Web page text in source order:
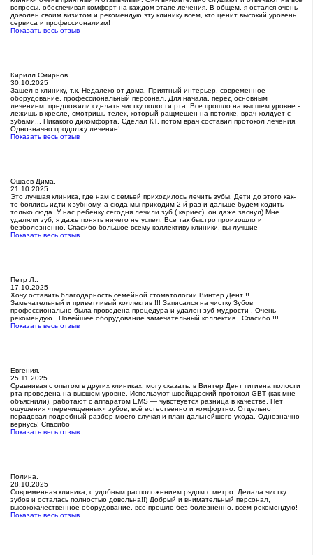
вопросы, обеспечивая комфорт на каждом этапе лечения. В общем, я остался очень
доволен своим визитом и рекомендую эту клинику всем, кто ценит высокий уровень
сервиса и профессионализм!
Показать весь отзыв
Кирилл Смирнов.
30.10.2025
Зашел в клинику, т.к. Недалеко от дома. Приятный интерьер, современное
оборудование, профессиональный персонал. Для начала, перед основным
лечением, предложили сделать чистку полости рта. Все прошло на высшем уровне -
лежишь в кресле, смотришь телек, который ращмещен на потолке, врач колдует с
зубами... Никакого дикомфорта. Сделал КТ, потом врач составил протокол лечения.
Однозначно продолжу лечение!
Показать весь отзыв
Ошаев Дима.
21.10.2025
Это лучшая клиника, где нам с семьей приходилось лечить зубы. Дети до этого как-
то боялись идти к зубному, а сюда мы приходим 2-й раз и дальше будем ходить
только сюда. У нас ребенку сегодня лечили зуб ( кариес), он даже заснул) Мне
удаляли зуб, я даже понять ничего не успел. Все так быстро произошло и
безболезненно. Спасибо большое всему коллективу клиники, вы лучшие
Показать весь отзыв
Петр Л..
17.10.2025
Хочу оставить благодарность семейной стоматологии Винтер Дент !!
Замечательный и приветливый коллектив !!! Записался на чистку Зубов
профессионально была проведена процедура и удален зуб мудрости . Очень
рекомендую . Новейшее оборудование замечательный коллектив . Спасибо !!!
Показать весь отзыв
Евгения.
25.11.2025
Сравнивая с опытом в других клиниках, могу сказать: в Винтер Дент гигиена полости
рта проведена на высшем уровне. Используют швейцарский протокол GBT (как мне
объяснили), работают с аппаратом EMS — чувствуется разница в качестве. Нет
ощущения «перечищенных» зубов, всё естественно и комфортно. Отдельно
порадовал подробный разбор моего случая и план дальнейшего ухода. Однозначно
вернусь! Спасибо
Показать весь отзыв
Полина.
28.10.2025
Современная клиника, с удобным расположением рядом с метро. Делала чистку
зубов и осталась полностью довольна!!) Добрый и внимательный персонал,
высококачественное оборудование, всё прошло без болезненно, всем рекомендую!
Показать весь отзыв